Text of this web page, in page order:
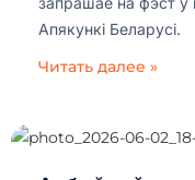
Апякункі Беларусі.
Читать далее »